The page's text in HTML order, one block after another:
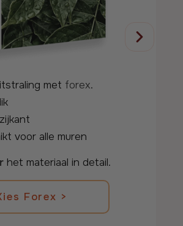
met forex.
voor alle muren
het materiaal in detail.
Forex >
naar de details.